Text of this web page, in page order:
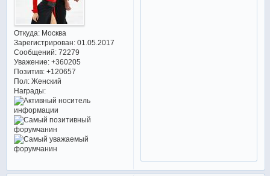
Откуда:Москва
Зарегистрирован: 01.05.2017
Сообщений:72279
Уважение: +360205
Позитив: +120657
Пол:Женский
Награды: